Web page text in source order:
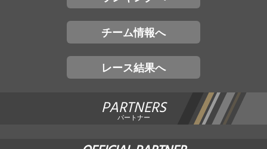
チーム情報へ
レース結果へ
PARTNERS
パートナー